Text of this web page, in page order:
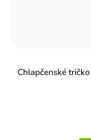
Chlapčenské